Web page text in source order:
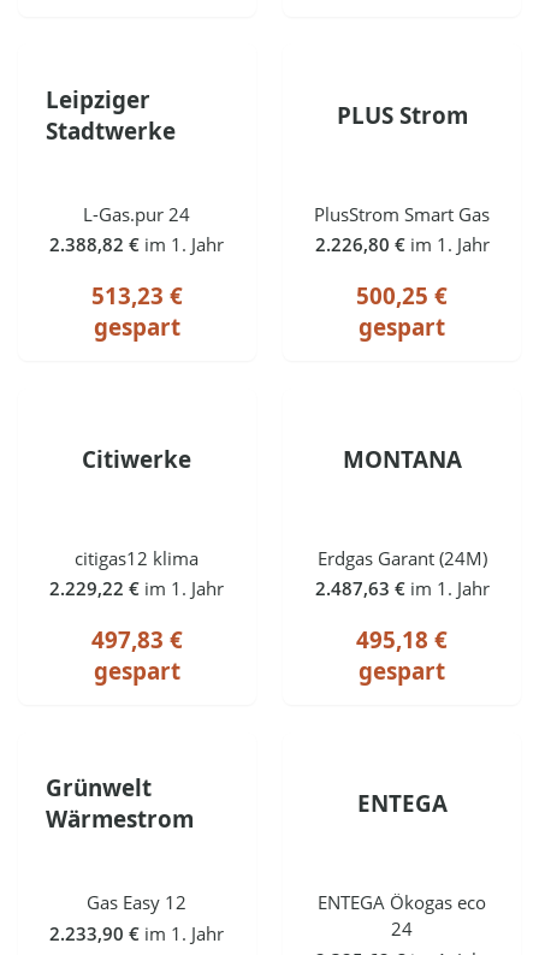
Leipziger
Stadtwerke
L-Gas.pur 24
2.388,82 € im 1. Jahr
513,23 €
gespart
PLUS Strom
PlusStrom Smart Gas
2.226,80 € im 1. Jahr
500,25 €
gespart
Citiwerke
citigas12 klima
2.229,22 € im 1. Jahr
497,83 €
gespart
MONTANA
Erdgas Garant (24M)
2.487,63 € im 1. Jahr
495,18 €
gespart
Grünwelt
Wärmestrom
Gas Easy 12
2.233,90 € im 1. Jahr
ENTEGA
ENTEGA Ökogas eco
24